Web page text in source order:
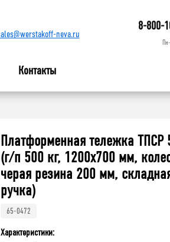
neva.ru
8-800-
Контакты
Платформенная тележка ТПСР
(г/п 500 кг, 1200x700 мм,
черая резина 200 мм,
ручка)
65-0472
Характеристики: